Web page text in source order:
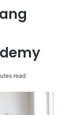
read